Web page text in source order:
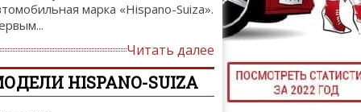
ТЮНИНГ
марка «Hispano-Suiza».
Читать далее
HISPANO-SUIZA